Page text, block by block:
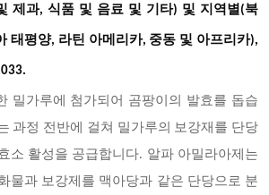
제과, 식품 및 음료 및 기타) 및 지역별(북
태평양, 라틴 아메리카, 중동 및 아프리카),
밀가루에 첨가되어 곰팡이의 발효를 돕습
과정 전반에 걸쳐 밀가루의 보강재를 단당
소 활성을 공급합니다. 알파 아밀라아제는
물과 보강제를 맥아당과 같은 단당으로 분